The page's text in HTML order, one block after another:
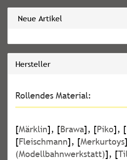
Neue Artikel
Hersteller
Rollendes Material:
[Märklin], [Brawa], [Piko], [
[Fleischmann], [Merkurtoys
(Modellbahnwerkstatt)], [